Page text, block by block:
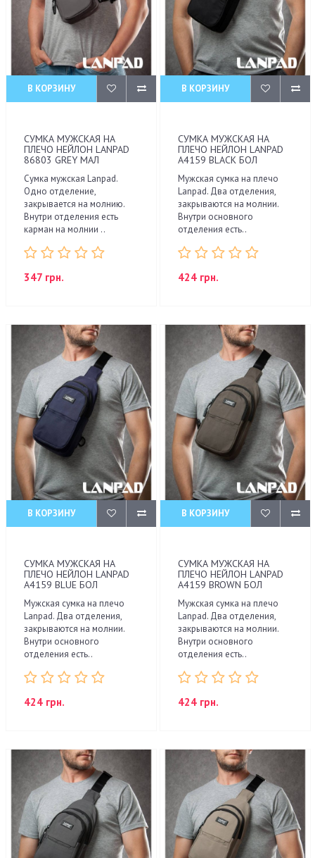
В КОРЗИНУ
СУМКА МУЖСКАЯ НА
ПЛЕЧО НЕЙЛОН LANPAD
86803 GREY МАЛ
Сумка мужская Lanpad.
Одно отделение,
закрывается на молнию.
Внутри отделения есть
карман на молнии ..
347 грн.
В КОРЗИНУ
СУМКА МУЖСКАЯ НА
ПЛЕЧО НЕЙЛОН LANPAD
A4159 BLACK БОЛ
Мужская сумка на плечо
Lanpad. Два отделения,
закрываются на молнии.
Внутри основного
отделения есть..
424 грн.
В КОРЗИНУ
СУМКА МУЖСКАЯ НА
ПЛЕЧО НЕЙЛОН LANPAD
A4159 BLUE БОЛ
Мужская сумка на плечо
Lanpad. Два отделения,
закрываются на молнии.
Внутри основного
отделения есть..
424 грн.
В КОРЗИНУ
СУМКА МУЖСКАЯ НА
ПЛЕЧО НЕЙЛОН LANPAD
A4159 BROWN БОЛ
Мужская сумка на плечо
Lanpad. Два отделения,
закрываются на молнии.
Внутри основного
отделения есть..
424 грн.